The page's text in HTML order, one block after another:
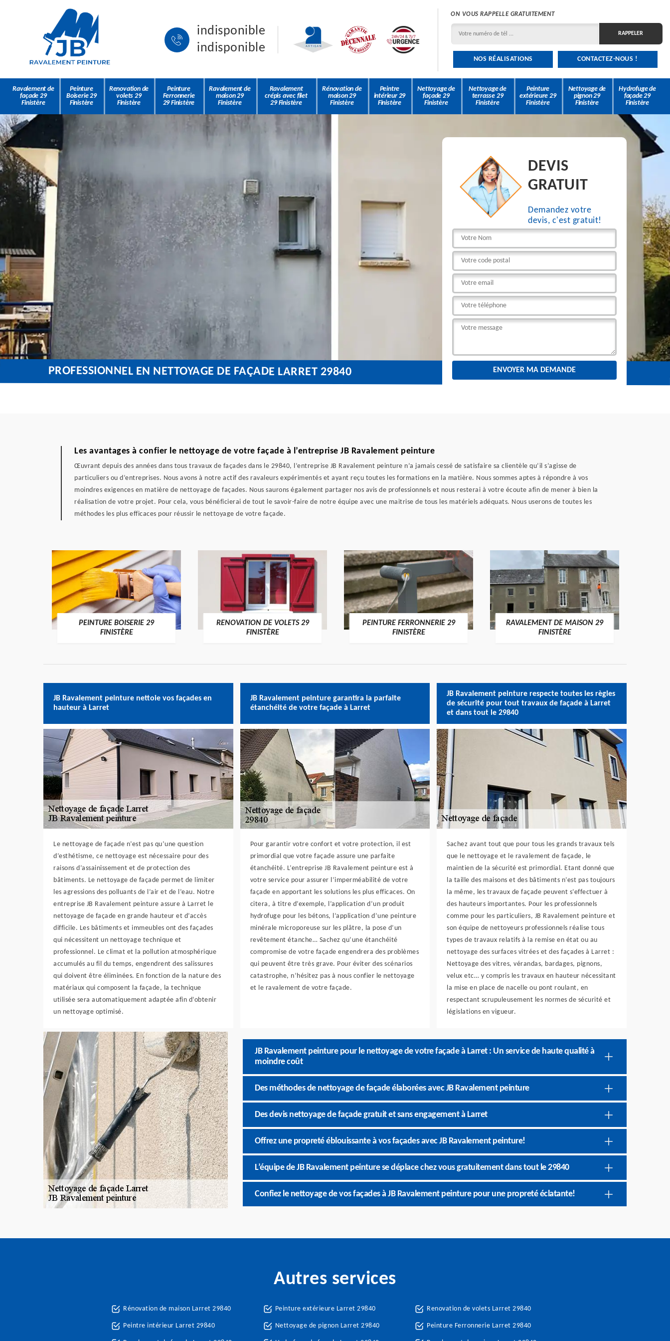
indisponible
indisponible
ON VOUS RAPPELLE GRATUITEMENT
NOS RÉALISATIONS CONTACTEZ-NOUS !
Ravalement de
façade 29
Finistère
Peinture
Boiserie 29
Finistère
Renovation de
volets 29
Finistère
Peinture
Ferronnerie
29 Finistère
Ravalement de
maison 29
Finistère
Ravalement
crépis avec filet
29 Finistère
Rénovation de
maison 29
Finistère
Peintre
intérieur 29
Finistère
Nettoyage de
façade 29
Finistère
Nettoyage de
terrasse 29
Finistère
Peinture
extérieure 29
Finistère
Nettoyage de
pignon 29
Finistère
Hydrofuge de
façade 29
Finistère
DEVIS
GRATUIT
Demandez votre
devis, c'est gratuit!
PROFESSIONNEL EN NETTOYAGE DE FAÇADE LARRET 29840
Les avantages à confier le nettoyage de votre façade à l’entreprise JB Ravalement peinture
Œuvrant depuis des années dans tous travaux de façades dans le 29840, l’entreprise JB Ravalement peinture n’a jamais cessé de satisfaire sa clientèle qu’il s’agisse de
particuliers ou d’entreprises. Nous avons à notre actif des ravaleurs expérimentés et ayant reçu toutes les formations en la matière. Nous sommes aptes à répondre à vos
moindres exigences en matière de nettoyage de façades. Nous saurons également partager nos avis de professionnels et nous resterai à votre écoute afin de mener à bien la
réalisation de votre projet. Pour cela, vous bénéficierai de tout le savoir-faire de notre équipe avec une maitrise de tous les matériels adéquats. Nous userons de toutes les
méthodes les plus efficaces pour réussir le nettoyage de votre façade.
PEINTURE BOISERIE 29
FINISTÈRE
RENOVATION DE VOLETS 29
FINISTÈRE
PEINTURE FERRONNERIE 29
FINISTÈRE
RAVALEMENT DE MAISON 29
FINISTÈRE
JB Ravalement peinture nettoie vos façades en
hauteur à Larret
Le nettoyage de façade n’est pas qu’une question
d’esthétisme, ce nettoyage est nécessaire pour des
raisons d’assainissement et de protection des
bâtiments. Le nettoyage de façade permet de limiter
les agressions des polluants de l’air et de l’eau. Notre
entreprise JB Ravalement peinture assure à Larret le
nettoyage de façade en grande hauteur et d’accès
difficile. Les bâtiments et immeubles ont des façades
qui nécessitent un nettoyage technique et
professionnel. Le climat et la pollution atmosphérique
accumulés au fil du temps, engendrent des salissures
qui doivent être éliminées. En fonction de la nature des
matériaux qui composent la façade, la technique
utilisée sera automatiquement adaptée afin d’obtenir
un nettoyage optimisé.
JB Ravalement peinture garantira la parfaite
étanchéité de votre façade à Larret
Pour garantir votre confort et votre protection, il est
primordial que votre façade assure une parfaite
étanchéité. L’entreprise JB Ravalement peinture est à
votre service pour assurer l’imperméabilité de votre
façade en apportant les solutions les plus efficaces. On
citera, à titre d’exemple, l’application d’un produit
hydrofuge pour les bétons, l’application d’une peinture
minérale microporeuse sur les plâtre, la pose d’un
revêtement étanche… Sachez qu’une étanchéité
compromise de votre façade engendrera des problèmes
qui peuvent être très grave. Pour éviter des scénarios
catastrophe, n’hésitez pas à nous confier le nettoyage
et le ravalement de votre façade.
JB Ravalement peinture respecte toutes les règles
de sécurité pour tout travaux de façade à Larret
et dans tout le 29840
Sachez avant tout que pour tous les grands travaux tels
que le nettoyage et le ravalement de façade, le
maintien de la sécurité est primordial. Etant donné que
la taille des maisons et des bâtiments n’est pas toujours
la même, les travaux de façade peuvent s’effectuer à
des hauteurs importantes. Pour les professionnels
comme pour les particuliers, JB Ravalement peinture et
son équipe de nettoyeurs professionnels réalise tous
types de travaux relatifs à la remise en état ou au
nettoyage des surfaces vitrées et des façades à Larret :
Nettoyage des vitres, vérandas, bardages, pignons,
velux etc… y compris les travaux en hauteur nécessitant
la mise en place de nacelle ou pont roulant, en
respectant scrupuleusement les normes de sécurité et
législations en vigueur.
JB Ravalement peinture pour le nettoyage de votre façade à Larret : Un service de haute qualité à
moindre coût
Des méthodes de nettoyage de façade élaborées avec JB Ravalement peinture
Des devis nettoyage de façade gratuit et sans engagement à Larret
Offrez une propreté éblouissante à vos façades avec JB Ravalement peinture!
L’équipe de JB Ravalement peinture se déplace chez vous gratuitement dans tout le 29840
Confiez le nettoyage de vos façades à JB Ravalement peinture pour une propreté éclatante!
Autres services
Rénovation de maison Larret 29840
Peintre intérieur Larret 29840
Peinture extérieure Larret 29840
Nettoyage de pignon Larret 29840
Renovation de volets Larret 29840
Peinture Ferronnerie Larret 29840